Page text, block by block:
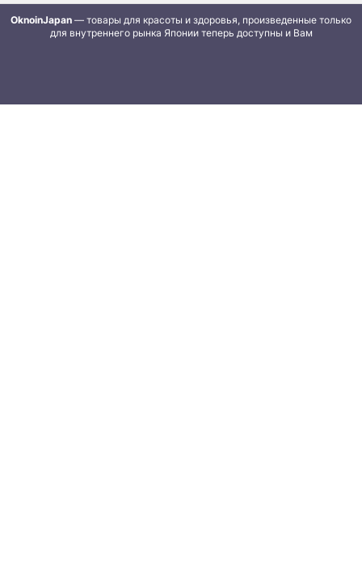
OknoinJapan — товары для красоты и здоровья, произведенные только
для внутреннего рынка Японии теперь доступны и Вам